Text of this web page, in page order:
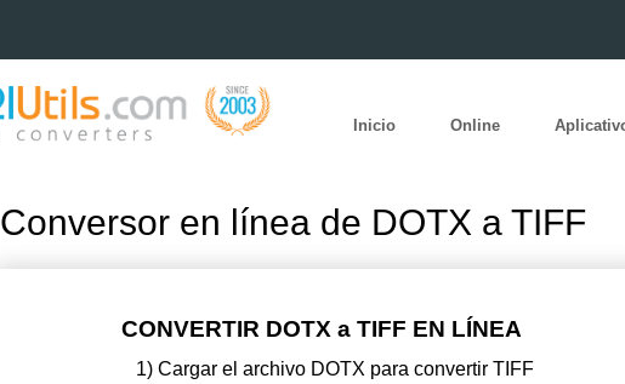
Inicio Online
Conversor en línea de DOTX a TIFF
CONVERTIR DOTX a TIFF EN LÍNEA
1) Cargar el archivo DOTX para convertir TIFF